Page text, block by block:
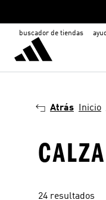
buscador de tiendas
Atrás Inicio
24 resultados